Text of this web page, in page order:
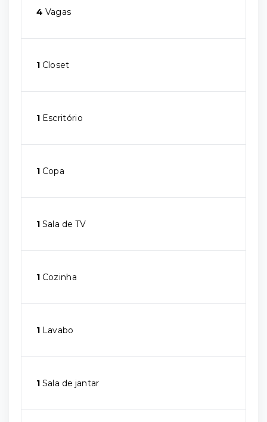
4 Vagas
1 Closet
1 Escritório
1 Copa
1 Sala de TV
1 Cozinha
1 Lavabo
1 Sala de jantar